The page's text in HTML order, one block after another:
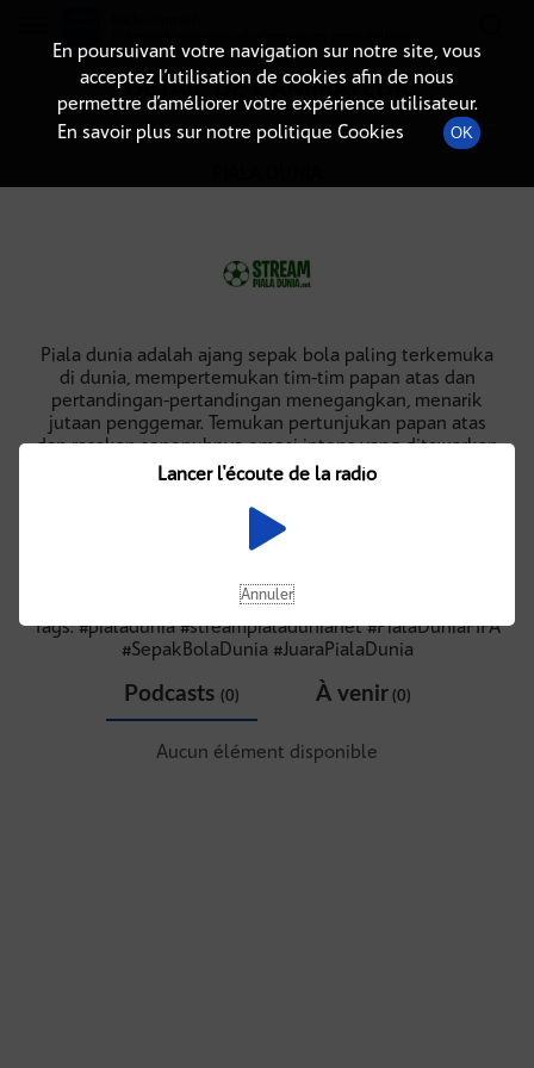
DÉTAIL DE L'ANIMATEUR
Piala dunia adalah ajang sepak bola paling terkemuka
di dunia, mempertemukan tim-tim papan atas dan
pertandingan-pertandingan menegangkan, menarik
jutaan penggemar. Temukan pertunjukan papan atas
dan rasakan sepenuhnya emosi intens yang ditawarkan
turnamen ini.
Telepon: +62 812 3981 1342
Alamat : Jl. Bisma 2 Blok G4 No.5, RT.11/RW.11, Klender,
Kec. Duren Sawit, Kota Jakarta Timur, Daerah Khusus
Ibukota Jakarta 13470, Indonesia
streampialadunianet@gmail.com
Tags: #pialadunia #streampialadunianet #PialaDuniaFIFA
#SepakBolaDunia #JuaraPialaDunia
Podcasts (0) À venir(0)
Aucun élément disponible
En poursuivant votre navigation sur notre site, vous
acceptez l’utilisation de cookies afin de nous
permettre d’améliorer votre expérience utilisateur.
En savoir plus sur notre politique Cookies
OK
Lancer l'écoute de la radio
Annuler